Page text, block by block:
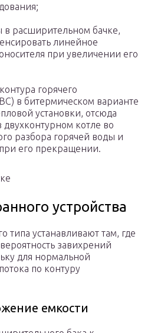
расширительном бачке,
линейное
при увеличении его
горячего
в битермическом варианте
установки, отсюда
двухконтурном котле во
разбора горячей воды и
его прекращении.
устройства
типа устанавливают там, где
завихрений
для нормальной
по контуру
емкости